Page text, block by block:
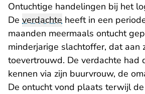
Ontuchtige handelingen bij het
De verdachte heeft in een
maanden meermaals ontucht
minderjarige slachtoffer, dat aan
toevertrouwd. De verdachte had
kennen via zijn buurvrouw, de
De ontucht vond plaats terwijl